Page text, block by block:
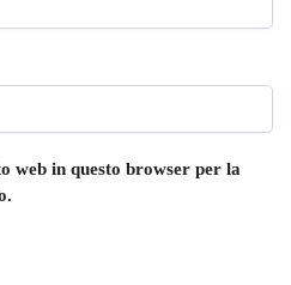
web in questo browser per la